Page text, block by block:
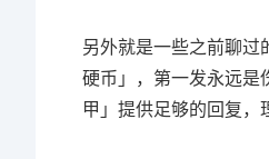
另外就是一些之前聊过
硬币」，第一发永远是
甲」提供足够的回复，